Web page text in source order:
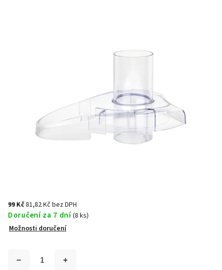
99 Kč81,82 Kč bez DPH
Doručení za 7 dní(8 ks)
Možnosti doručení